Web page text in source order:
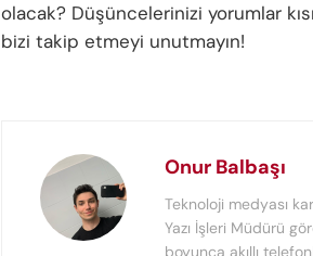
olacak? Düşüncelerinizi yorumlar
bizi takip etmeyi unutmayın!
Onur Balbaşı
Teknoloji medyası
Yazı İşleri Müdürü
boyunca akıllı